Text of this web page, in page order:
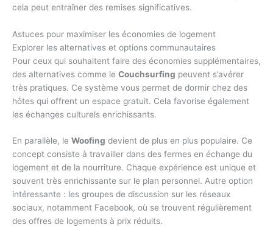
cela peut entraîner des remises significatives.
Astuces pour maximiser les économies de logement
Explorer les alternatives et options communautaires
Pour ceux qui souhaitent faire des économies supplémentaires,
des alternatives comme le Couchsurfing peuvent s’avérer
très pratiques. Ce système vous permet de dormir chez des
hôtes qui offrent un espace gratuit. Cela favorise également
les échanges culturels enrichissants.
En parallèle, le Woofing devient de plus en plus populaire. Ce
concept consiste à travailler dans des fermes en échange du
logement et de la nourriture. Chaque expérience est unique et
souvent très enrichissante sur le plan personnel. Autre option
intéressante : les groupes de discussion sur les réseaux
sociaux, notamment Facebook, où se trouvent régulièrement
des offres de logements à prix réduits.